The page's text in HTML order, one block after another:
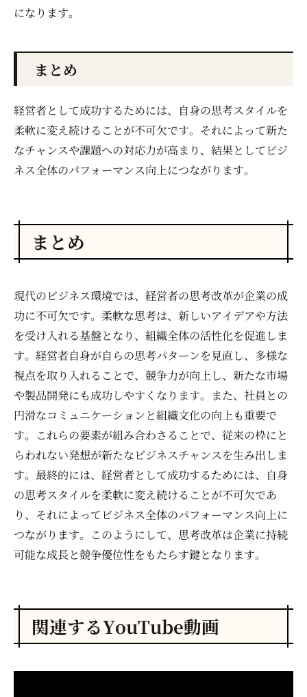
になります。
まとめ
経営者として成功するためには、自身の思考スタイルを
柔軟に変え続けることが不可欠です。それによって新た
なチャンスや課題への対応力が高まり、結果としてビジ
ネス全体のパフォーマンス向上につながります。
まとめ
現代のビジネス環境では、経営者の思考改革が企業の成
功に不可欠です。柔軟な思考は、新しいアイデアや方法
を受け入れる基盤となり、組織全体の活性化を促進しま
す。経営者自身が自らの思考パターンを見直し、多様な
視点を取り入れることで、競争力が向上し、新たな市場
や製品開発にも成功しやすくなります。また、社員との
円滑なコミュニケーションと組織文化の向上も重要で
す。これらの要素が組み合わさることで、従来の枠にと
らわれない発想が新たなビジネスチャンスを生み出しま
す。最終的には、経営者として成功するためには、自身
の思考スタイルを柔軟に変え続けることが不可欠であ
り、それによってビジネス全体のパフォーマンス向上に
つながります。このようにして、思考改革は企業に持続
可能な成長と競争優位性をもたらす鍵となります。
関連するYouTube動画